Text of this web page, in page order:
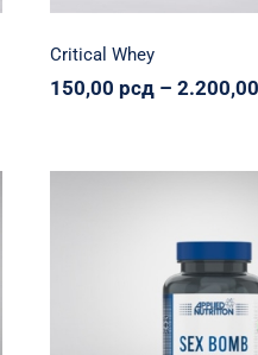
Critical Whey
150,00 рсд – 2.200,00
Sex Bomb
Applied Nutrition Svi
2.950,00